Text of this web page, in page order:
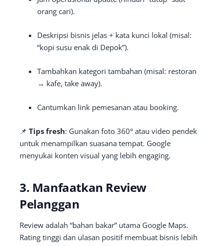
orang cari).
Deskripsi bisnis jelas + kata kunci lokal (misal:
“kopi susu enak di Depok”).
Tambahkan kategori tambahan (misal: restoran
→ kafe, take away).
Cantumkan link pemesanan atau booking.
📌 Tips fresh: Gunakan foto 360° atau video pendek
untuk menampilkan suasana tempat. Google
menyukai konten visual yang lebih engaging.
3. Manfaatkan Review
Pelanggan
Review adalah “bahan bakar” utama Google Maps.
Rating tinggi dan ulasan positif membuat bisnis lebih